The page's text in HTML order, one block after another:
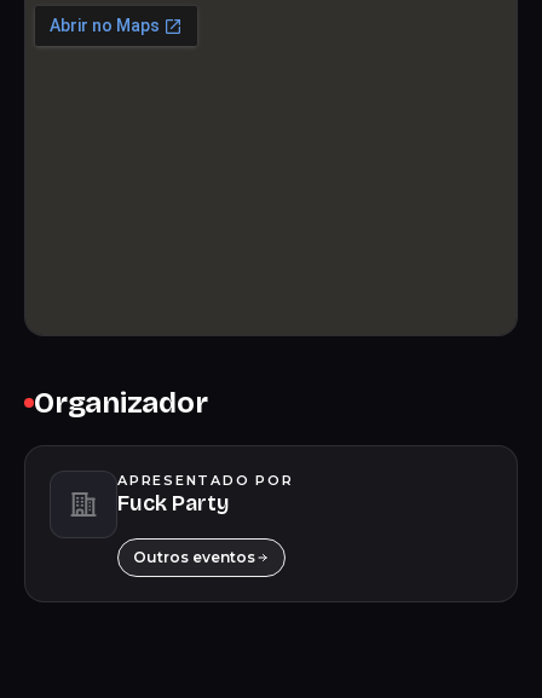
Organizador
APRESENTADO POR
Fuck Party
Outros eventos